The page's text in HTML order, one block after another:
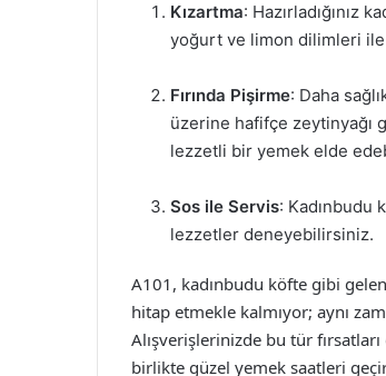
Kızartma: Hazırladığınız
yoğurt ve limon dilimleri
Fırında Pişirme: Daha
üzerine hafifçe zeytinyağı
lezzetli bir yemek elde
Sos ile Servis: Kadınbudu
lezzetler deneyebilirsiniz.
A101, kadınbudu köfte gibi
hitap etmekle kalmıyor; aynı
Alışverişlerinizde bu tür
birlikte güzel yemek saatleri